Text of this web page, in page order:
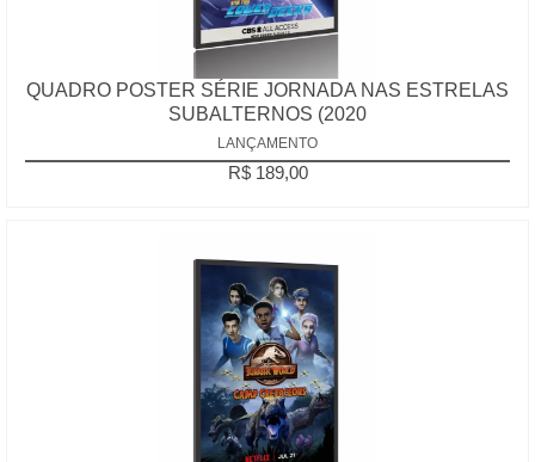
QUADRO POSTER SÉRIE JORNADA NAS ESTRELAS
SUBALTERNOS (2020
LANÇAMENTO
R$ 189,00